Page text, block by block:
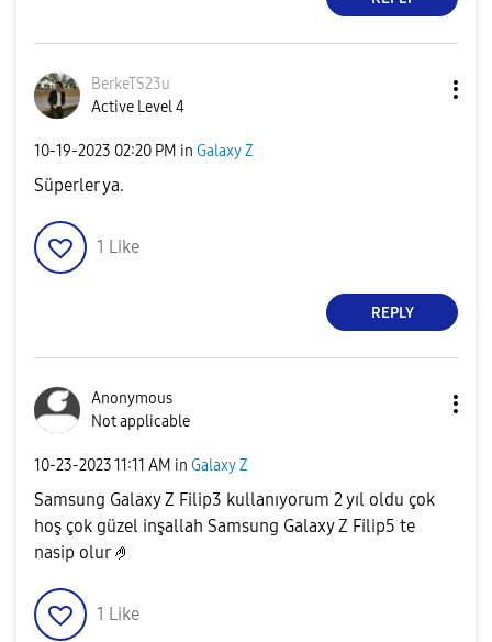
BerkeTS23u
Active Level 4
‎10-19-2023 02:20 PM in Galaxy Z
Süperler ya.
1 Like
REPLY
Anonymous
Not applicable
‎10-23-202311:11 AM in Galaxy Z
Samsung Galaxy Z Filip3 kullanıyorum 2 yıl oldu çok
hoş çok güzel inşallah Samsung Galaxy Z Filip5 te
nasip olur 🤌
1 Like